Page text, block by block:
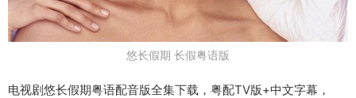
悠长假期 长假粤语版
电视剧悠长假期粤语配音版全集下载，粤配TV版+中文字幕，